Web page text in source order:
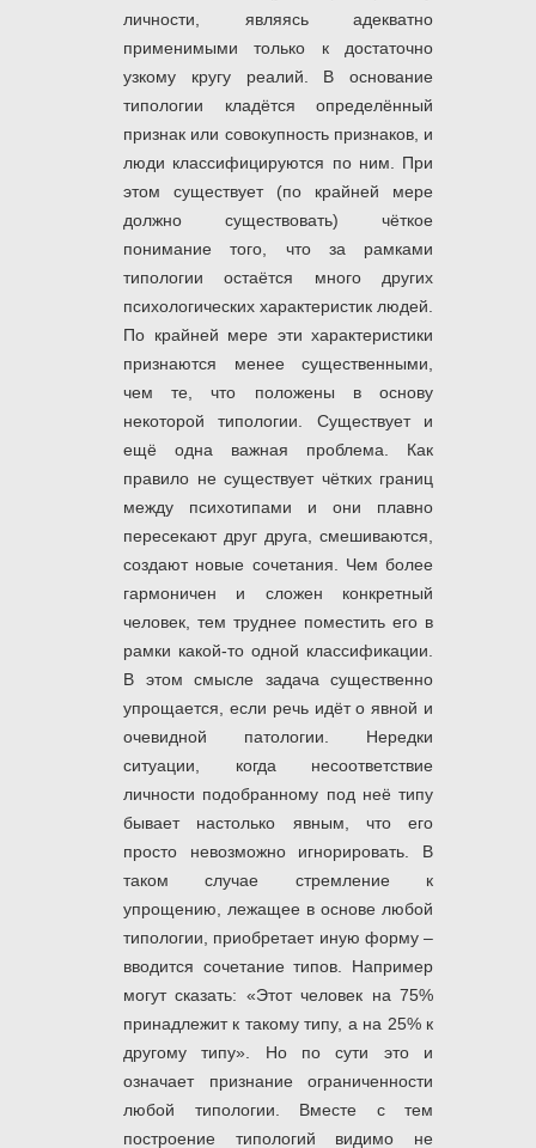
личности, являясь адекватно
применимыми только к достаточно
узкому кругу реалий. В основание
типологии кладётся определённый
признак или совокупность признаков, и
люди классифицируются по ним. При
этом существует (по крайней мере
должно существовать) чёткое
понимание того, что за рамками
типологии остаётся много других
психологических характеристик людей.
По крайней мере эти характеристики
признаются менее существенными,
чем те, что положены в основу
некоторой типологии. Существует и
ещё одна важная проблема. Как
правило не существует чётких границ
между психотипами и они плавно
пересекают друг друга, смешиваются,
создают новые сочетания. Чем более
гармоничен и сложен конкретный
человек, тем труднее поместить его в
рамки какой-то одной классификации.
В этом смысле задача существенно
упрощается, если речь идёт о явной и
очевидной патологии. Нередки
ситуации, когда несоответствие
личности подобранному под неё типу
бывает настолько явным, что его
просто невозможно игнорировать. В
таком случае стремление к
упрощению, лежащее в основе любой
типологии, приобретает иную форму –
вводится сочетание типов. Например
могут сказать: «Этот человек на 75%
принадлежит к такому типу, а на 25% к
другому типу». Но по сути это и
означает признание ограниченности
любой типологии. Вместе с тем
построение типологий видимо не